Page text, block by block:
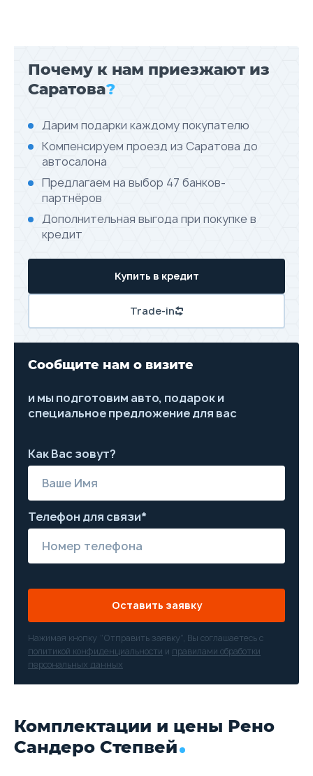
Почему к нам приезжают из
Саратова?
Дарим подарки каждому покупателю
Компенсируем проезд из Саратова до
автосалона
Предлагаем на выбор 47 банков-
партнёров
Дополнительная выгода при покупке в
кредит
Купить в кредит
Trade-in
Сообщите нам о визите
и мы подготовим авто, подарок и
специальное предложение для вас
Как Вас зовут?
Телефон для связи*
Оставить заявку
Нажимая кнопку “Отправить заявку”, Вы соглашаетесь с
политикой конфиденциальности и правилами обработки
персональных данных
Комплектации и цены Рено
Сандеро Степвей